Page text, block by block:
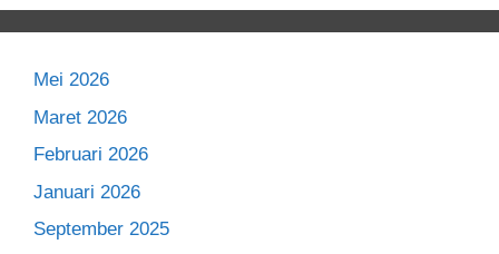
Mei 2026
Maret 2026
Februari 2026
Januari 2026
September 2025